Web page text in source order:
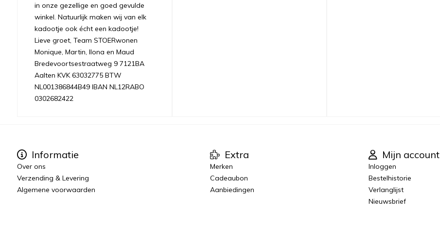
in onze gezellige en goed gevulde
winkel. Natuurlijk maken wij van elk
kadootje ook écht een kadootje!
Lieve groet, Team STOERwonen
Monique, Martin, Ilona en Maud
Bredevoortsestraatweg 9 7121BA
Aalten KVK 63032775 BTW
NL001386844B49 IBAN NL12RABO
0302682422
Informatie
Over ons
Verzending & Levering
Algemene voorwaarden
Extra
Merken
Cadeaubon
Aanbiedingen
Mijn account
Inloggen
Bestelhistorie
Verlanglijst
Nieuwsbrief